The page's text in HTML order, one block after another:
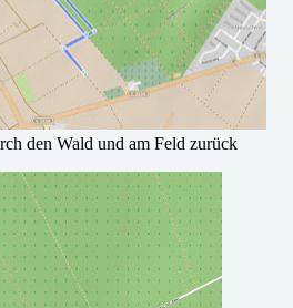
den Wald und am Feld zurück